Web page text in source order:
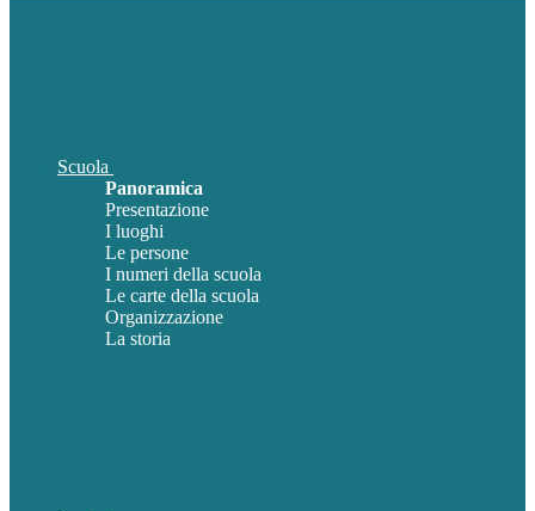
Scuola
Panoramica
Presentazione
I luoghi
Le persone
I numeri della scuola
Le carte della scuola
Organizzazione
La storia